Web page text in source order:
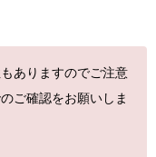
ありますのでご注意
ご確認をお願いしま